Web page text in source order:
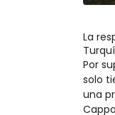
La
Por
solo
una